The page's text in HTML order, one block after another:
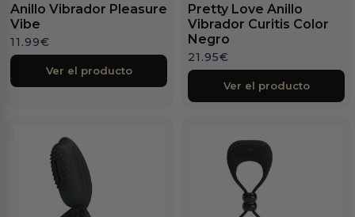
Anillo Vibrador Pleasure
Vibe
11.99€
Ver el producto
Pretty Love Anillo
Vibrador Curitis Color
Negro
21.95€
Ver el producto